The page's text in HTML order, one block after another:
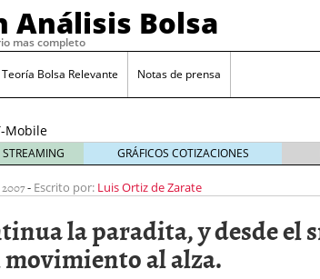
Análisis Bolsa
mas completo
Teoría Bolsa Relevante Notas de prensa
Mobile
de
GRÁFICOS COTIZACIONES
- Escrito por: Luis Ortiz de Zarate
la paradita, y desde el
al alza.